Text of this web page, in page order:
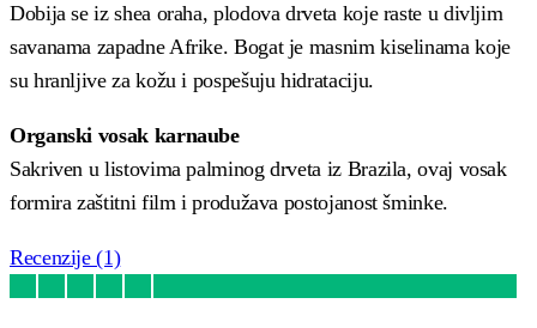
Dobija se iz shea oraha, plodova drveta koje raste u divljim
savanama zapadne Afrike. Bogat je masnim kiselinama koje
su hranljive za kožu i pospešuju hidrataciju.
Organski vosak karnaube
Sakriven u listovima palminog drveta iz Brazila, ovaj vosak
formira zaštitni film i produžava postojanost šminke.
Recenzije (1)